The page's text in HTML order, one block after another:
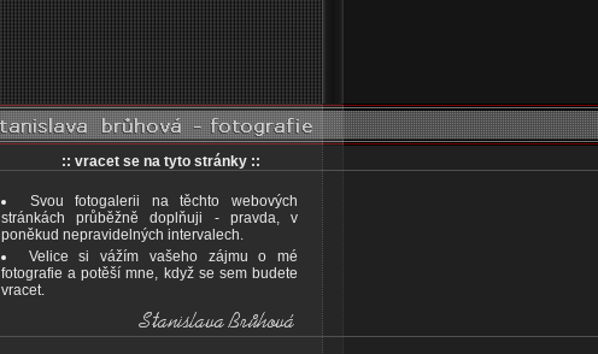
:: vracet se na tyto stránky ::
Svou fotogalerii na těchto webových
stránkách průběžně doplňuji - pravda, v
poněkud nepravidelných intervalech.
Velice si vážím vašeho zájmu o mé
fotografie a potěší mne, když se sem budete
vracet.